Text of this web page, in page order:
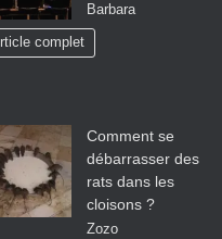
Barbara
complet
Comment se
débarrasser des
rats dans les
cloisons ?
Zozo